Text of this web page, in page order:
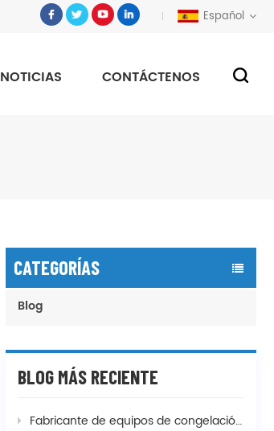
Español
NOTICIAS CONTÁCTENOS
CATEGORÍAS
Blog
BLOG MÁS RECIENTE
Fabricante de equipos de congelación de camarones y temperatura de congelación